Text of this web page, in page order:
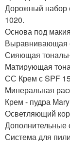
Дорожный набор
1020.
Основа под
Выравнивающая
Сияющая
Матирующая
СС Крем с SPF
Минеральная
Крем - пудра
Осветляющий
Дополнительные
Система для